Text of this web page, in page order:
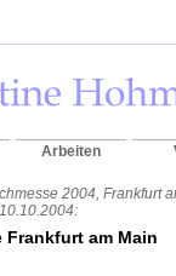
Arbeiten
2004, Frankfurt
Frankfurt am Main